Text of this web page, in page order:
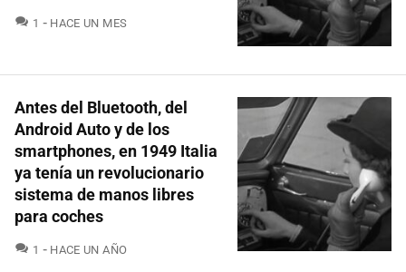
1 COMENTARIOS
HACE UN MES
Antes del Bluetooth, del
Android Auto y de los
smartphones, en 1949 Italia
ya tenía un revolucionario
sistema de manos libres
para coches
1 COMENTARIOS
HACE UN AÑO